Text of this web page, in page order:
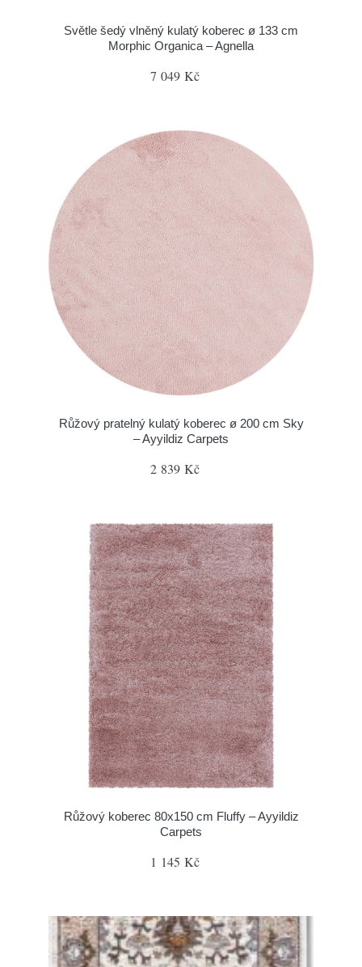
Světle šedý vlněný kulatý koberec ø 133 cm
Morphic Organica – Agnella
7 049 Kč
Růžový pratelný kulatý koberec ø 200 cm Sky
– Ayyildiz Carpets
2 839 Kč
Růžový koberec 80x150 cm Fluffy – Ayyildiz
Carpets
1 145 Kč